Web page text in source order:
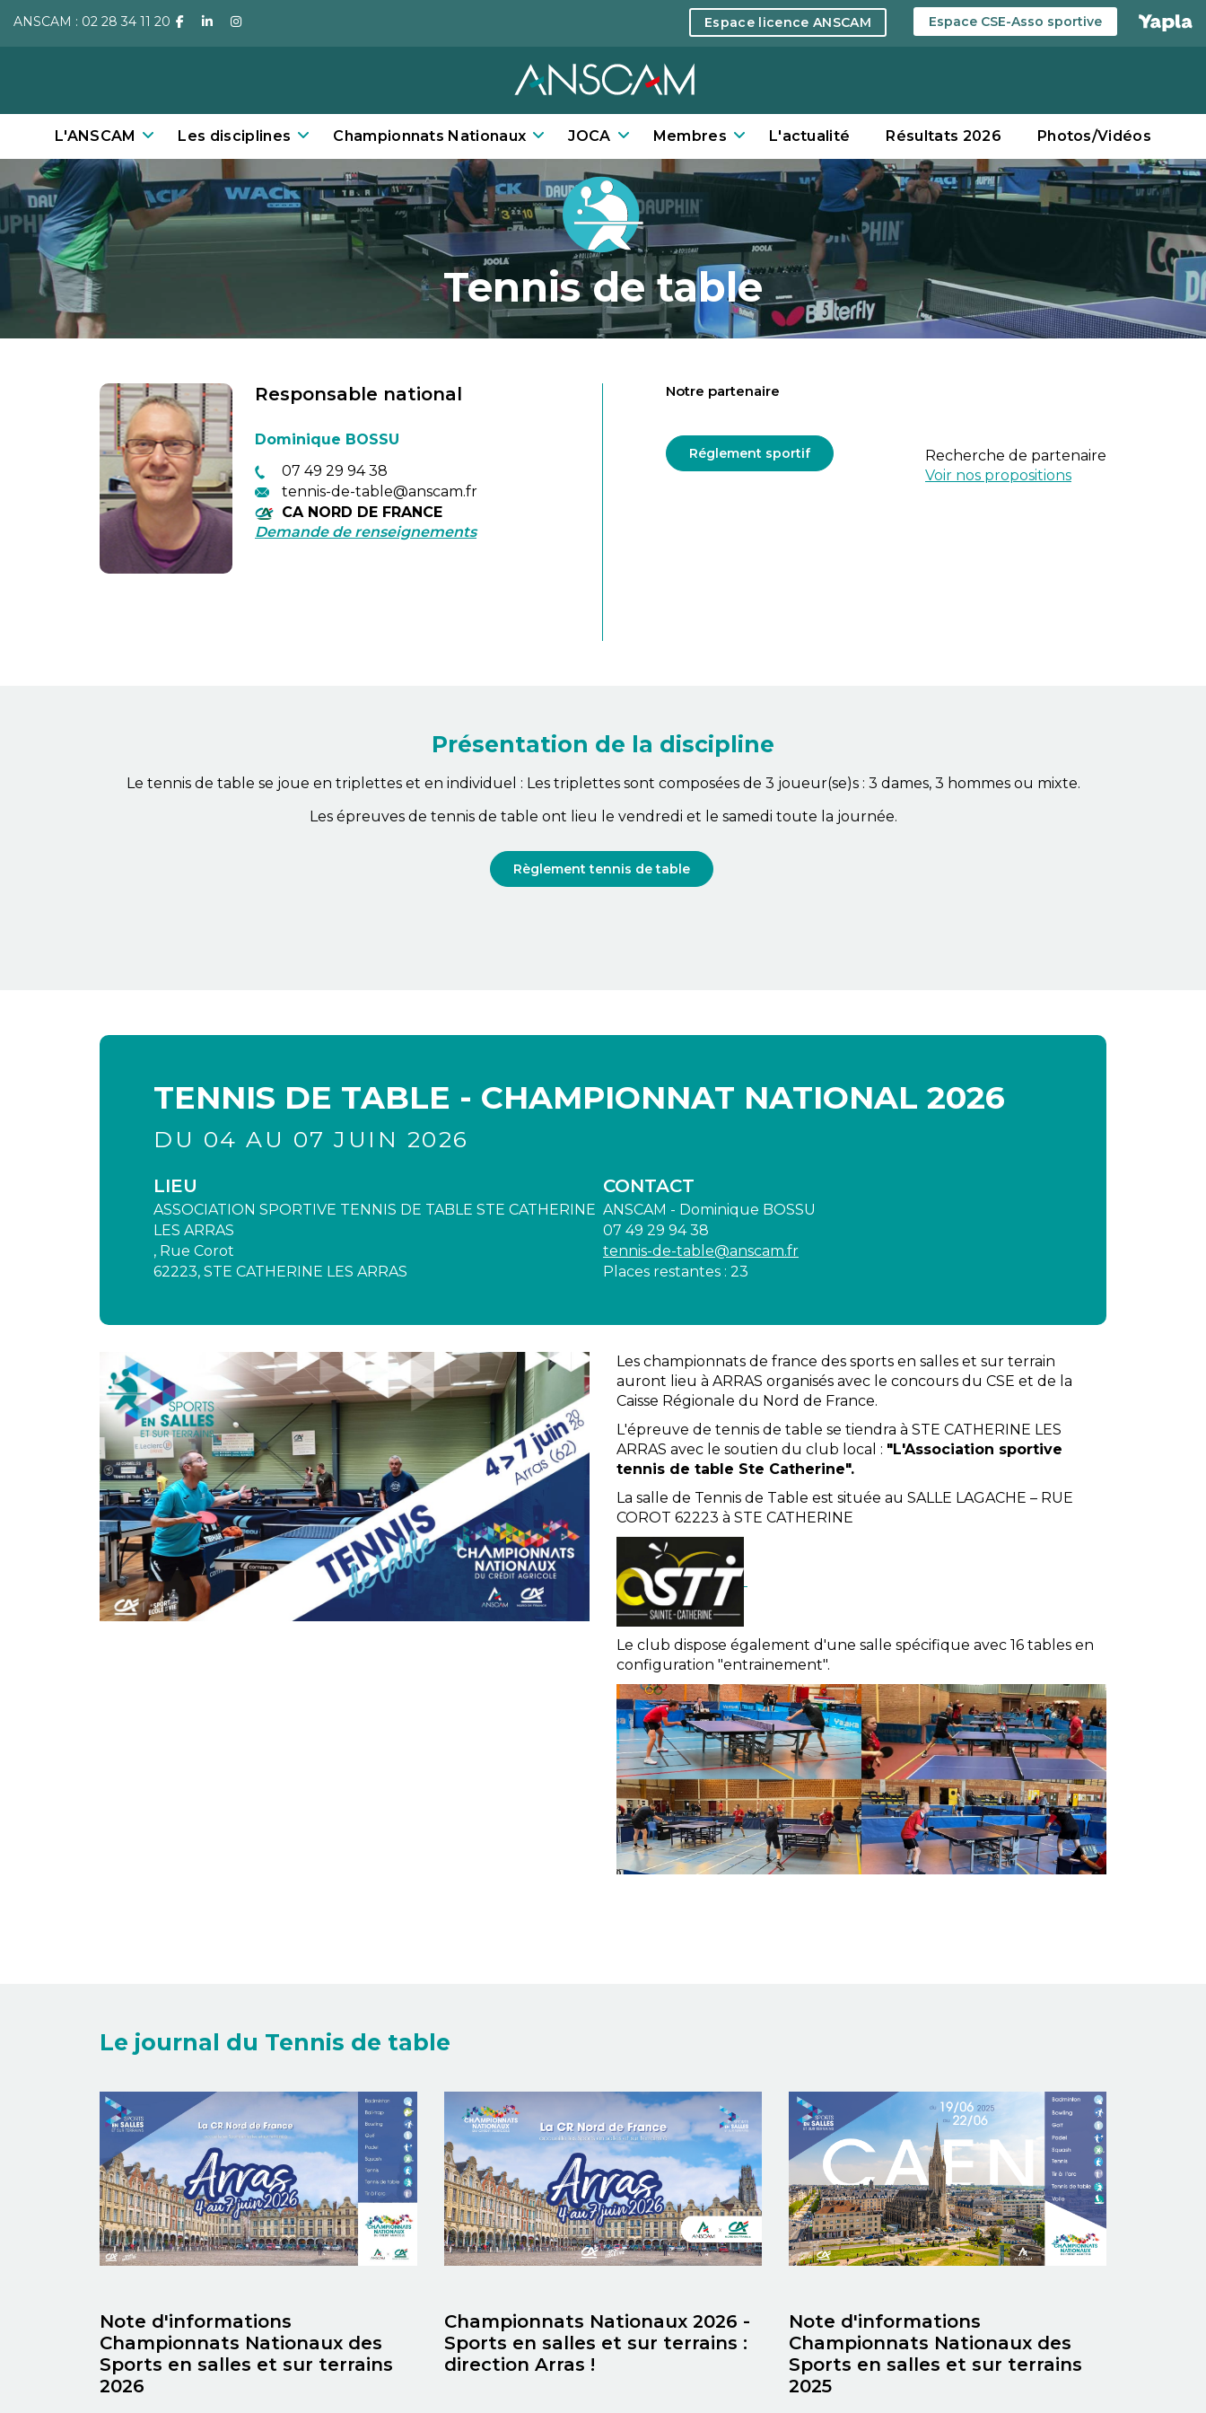
ANSCAM : 02 28 34 11 20 facebooklinkedininstagram Espace licence ANSCAM Espace CSE-Asso sportive
L'ANSCAM Les disciplines Championnats Nationaux JOCA Membres L'actualité Résultats 2026 Photos/Vidéos
Tennis de table
Responsable national
Dominique BOSSU
07 49 29 94 38
tennis-de-table@anscam.fr
CA NORD DE FRANCE
Demande de renseignements
Notre partenaire
Réglement sportif
Recherche de partenaire
Voir nos propositions
Présentation de la discipline
Le tennis de table se joue en triplettes et en individuel : Les triplettes sont composées de 3 joueur(se)s : 3 dames, 3 hommes ou mixte.
Les épreuves de tennis de table ont lieu le vendredi et le samedi toute la journée.
Règlement tennis de table
TENNIS DE TABLE - CHAMPIONNAT NATIONAL 2026
DU 04 AU 07 JUIN 2026
LIEU
ASSOCIATION SPORTIVE TENNIS DE TABLE STE CATHERINE
LES ARRAS
, Rue Corot
62223, STE CATHERINE LES ARRAS
CONTACT
ANSCAM - Dominique BOSSU
07 49 29 94 38
tennis-de-table@anscam.fr
Places restantes : 23
Les championnats de france des sports en salles et sur terrain
auront lieu à ARRAS organisés avec le concours du CSE et de la
Caisse Régionale du Nord de France.
L'épreuve de tennis de table se tiendra à STE CATHERINE LES
ARRAS avec le soutien du club local : "L'Association sportive
tennis de table Ste Catherine".
La salle de Tennis de Table est située au SALLE LAGACHE – RUE
COROT 62223 à STE CATHERINE
Le club dispose également d'une salle spécifique avec 16 tables en
configuration "entrainement".
Le journal du Tennis de table
Note d'informations
Championnats Nationaux des
Sports en salles et sur terrains
2026
Championnats Nationaux 2026 -
Sports en salles et sur terrains :
direction Arras !
Note d'informations
Championnats Nationaux des
Sports en salles et sur terrains
2025